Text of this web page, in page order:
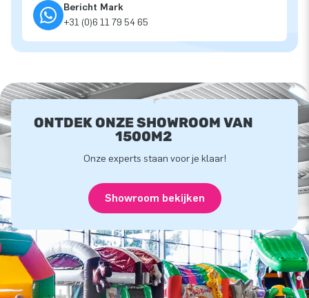
Bericht Mark
+31 (0)6 11 79 54 65
ONTDEK ONZE SHOWROOM VAN
1500M2
Onze experts staan voor je klaar!
Showroom bekijken